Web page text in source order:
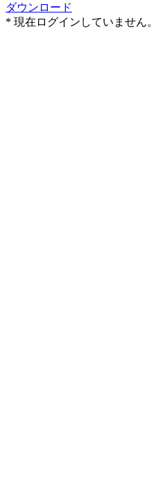
ダウンロード
* 現在ログインしていません。